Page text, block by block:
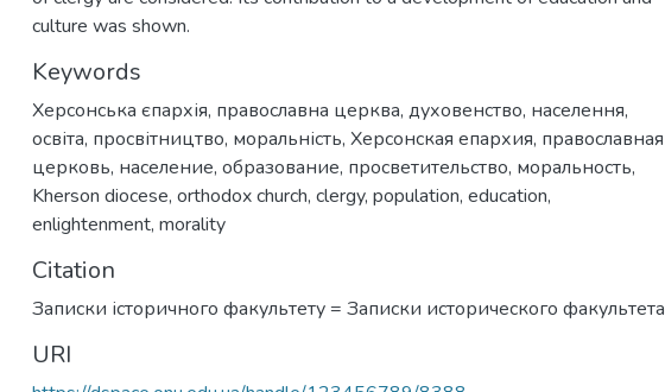
culture was shown.
Keywords
Херсонська єпархія, православна церква, духовенство, населення,
освіта, просвітництво, моральність, Херсонская епархия, православная
церковь, население, образование, просветительство, моральность,
Kherson diocese, orthodox church, clergy, population, education,
enlightenment, morality
Citation
Записки історичного факультету = Записки исторического факультета
URI